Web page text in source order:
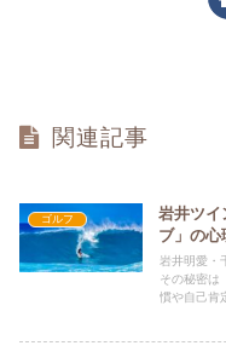
関連記事
ゴルフ
岩井ツイ
ブ」の心
岩井明愛・
その秘密は
慣や自己肯